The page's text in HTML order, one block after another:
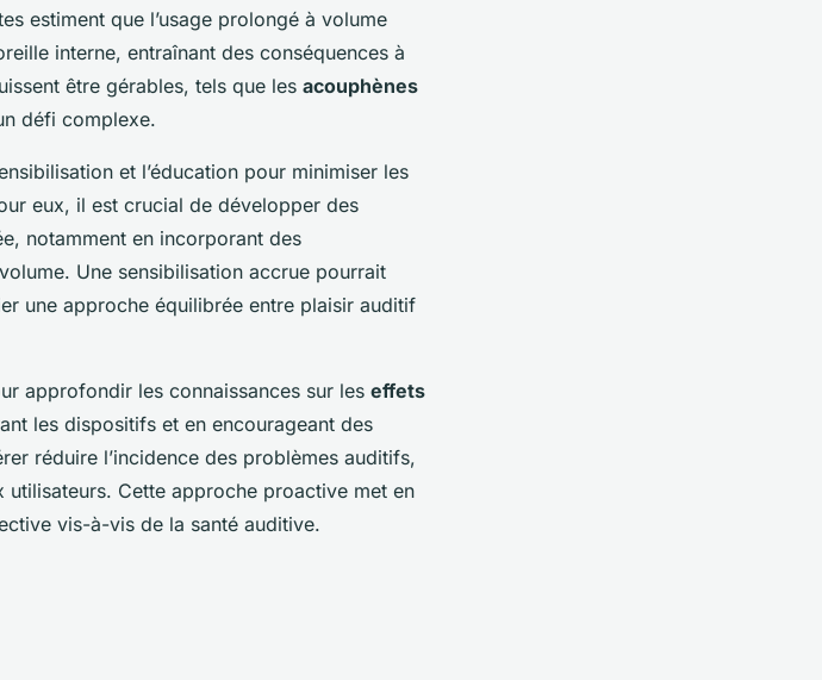
estiment que l’usage prolongé à volume
interne, entraînant des conséquences à
être gérables, tels que les acouphènes
défi complexe.
et l’éducation pour minimiser les
eux, il est crucial de développer des
notamment en incorporant des
Une sensibilisation accrue pourrait
une approche équilibrée entre plaisir auditif
approfondir les connaissances sur les effets
les dispositifs et en encourageant des
réduire l’incidence des problèmes auditifs,
Cette approche proactive met en
vis-à-vis de la santé auditive.